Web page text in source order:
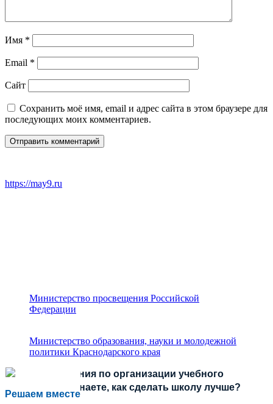
Имя *
Email *
Сайт
Сохранить моё имя, email и адрес сайта в этом браузере для
последующих моих комментариев.
https://may9.ru
Министерство просвещения Российской
Федерации
Министерство образования, науки и молодежной
политики Краснодарского края
Решаем вместе
Есть предложения по организации учебного
процесса или знаете, как сделать школу лучше?